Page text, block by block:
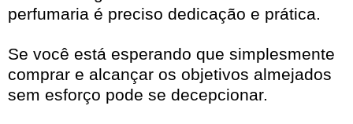
perfumaria é preciso dedicação e prática.
Se você está esperando que simplesmente
comprar e alcançar os objetivos almejados
sem esforço pode se decepcionar.